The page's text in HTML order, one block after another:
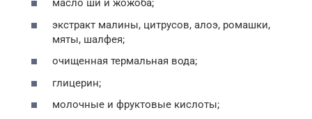
масло ши и жожоба;
экстракт малины, цитрусов, алоэ, ромашки,
мяты, шалфея;
очищенная термальная вода;
глицерин;
молочные и фруктовые кислоты;